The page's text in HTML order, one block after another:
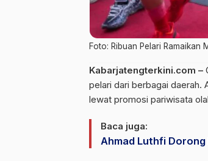
Foto: Ribuan Pelari
Kabarjatengterkini.com –
pelari dari berbagai daerah.
lewat promosi pariwisata
Baca juga:
Ahmad Luthfi